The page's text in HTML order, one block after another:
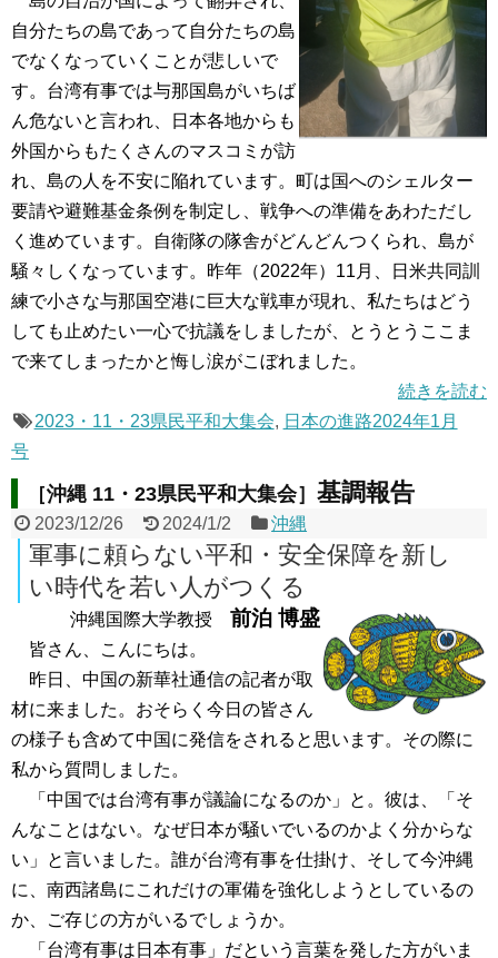
自分たちの島であって自分たちの島
でなくなっていくことが悲しいで
す。台湾有事では与那国島がいちば
ん危ないと言われ、日本各地からも
外国からもたくさんのマスコミが訪
れ、島の人を不安に陥れています。町は国へのシェルター
要請や避難基金条例を制定し、戦争への準備をあわただし
く進めています。自衛隊の隊舎がどんどんつくられ、島が
騒々しくなっています。昨年（2022年）11月、日米共同訓
練で小さな与那国空港に巨大な戦車が現れ、私たちはどう
しても止めたい一心で抗議をしましたが、とうとうここま
で来てしまったかと悔し涙がこぼれました。
続きを読む
2023・11・23県民平和大集会, 日本の進路2024年1月
号
［沖縄 11・23県民平和大集会］ 基調報告
2023/12/26 2024/1/2 沖縄
軍事に頼らない平和・安全保障を新し
い時代を若い人がつくる
沖縄国際大学教授 前泊 博盛
皆さん、こんにちは。
昨日、中国の新華社通信の記者が取
材に来ました。おそらく今日の皆さん
の様子も含めて中国に発信をされると思います。その際に
私から質問しました。
「中国では台湾有事が議論になるのか」と。彼は、「そ
んなことはない。なぜ日本が騒いでいるのかよく分からな
い」と言いました。誰が台湾有事を仕掛け、そして今沖縄
に、南西諸島にこれだけの軍備を強化しようとしているの
か、ご存じの方がいるでしょうか。
「台湾有事は日本有事」だという言葉を発した方がいま